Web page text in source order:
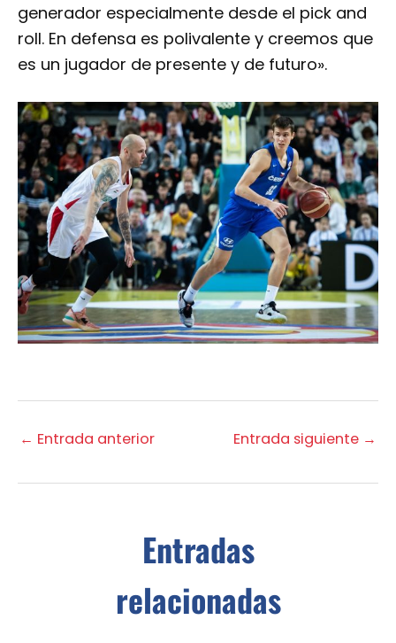
generador especialmente desde el pick and
roll. En defensa es polivalente y creemos que
es un jugador de presente y de futuro».
← Entrada anterior Entrada siguiente →
Entradas
relacionadas